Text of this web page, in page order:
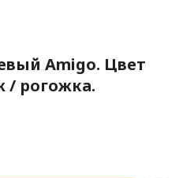
Amigo. Цвет
рогожка.